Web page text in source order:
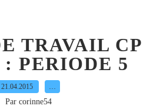
TRAVAIL CP
: PERIODE 5
21.04.2015 …
Par corinne54